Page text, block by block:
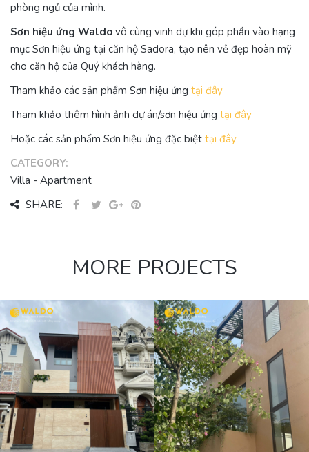
phòng ngủ của mình.
Sơn hiệu ứng Waldo vô cùng vinh dự khi góp phần vào hạng
mục Sơn hiệu ứng tại căn hộ Sadora, tạo nên vẻ đẹp hoàn mỹ
cho căn hộ của Quý khách hàng.
Tham khảo các sản phẩm Sơn hiệu ứng tại đây
Tham khảo thêm hình ảnh dự án/sơn hiệu ứng tại đây
Hoặc các sản phẩm Sơn hiệu ứng đặc biệt tại đây
CATEGORY:
Villa - Apartment
SHARE:
MORE PROJECTS
VILLA D12 –
QUẬN 9